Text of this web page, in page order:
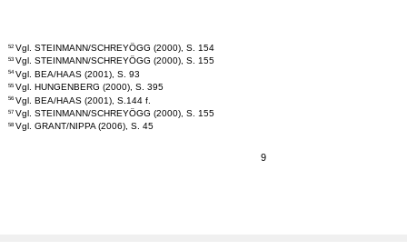
52 Vgl. STEINMANN/SCHREYÖGG (2000), S. 154
53 Vgl. STEINMANN/SCHREYÖGG (2000), S. 155
54 Vgl. BEA/HAAS (2001), S. 93
55 Vgl. HUNGENBERG (2000), S. 395
56 Vgl. BEA/HAAS (2001), S.144 f.
57 Vgl. STEINMANN/SCHREYÖGG (2000), S. 155
58 Vgl. GRANT/NIPPA (2006), S. 45
9